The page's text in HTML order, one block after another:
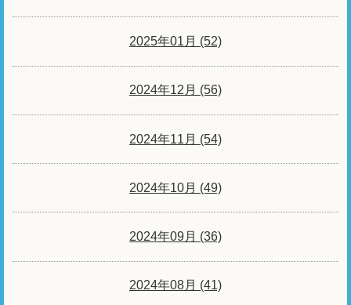
2025年01月 (52)
2024年12月 (56)
2024年11月 (54)
2024年10月 (49)
2024年09月 (36)
2024年08月 (41)